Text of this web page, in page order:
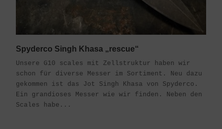
Spyderco Singh Khasa „rescue“
Unsere G10 scales mit Zellstruktur haben wir
schon für diverse Messer im Sortiment. Neu dazu
gekommen ist das Jot Singh Khasa von Spyderco.
Ein grandioses Messer wie wir finden. Neben den
Scales habe...